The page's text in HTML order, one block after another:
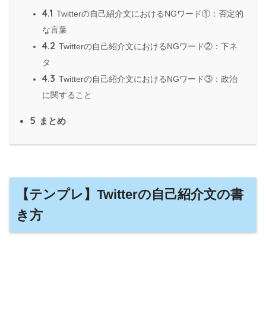
4.1 Twitterの自己紹介文におけるNGワード①：否定的
な言葉
4.2 Twitterの自己紹介文におけるNGワード②：下ネ
タ
4.3 Twitterの自己紹介文におけるNGワード③：政治
に関すること
5 まとめ
【テンプレ】Twitterの自己紹介文の書
き方